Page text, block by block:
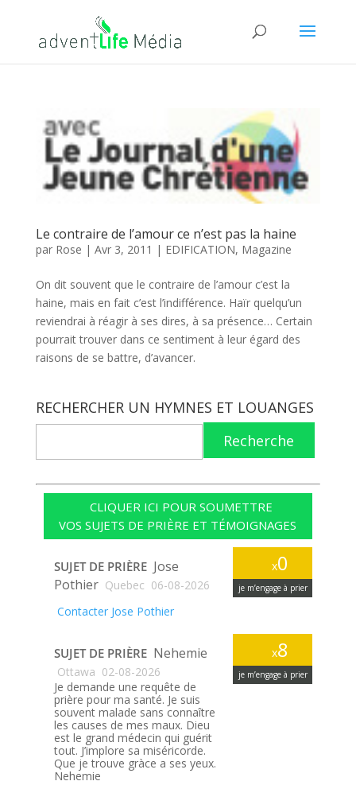
Le contraire de l’amour ce n’est pas la haine
par Rose | Avr 3, 2011 | EDIFICATION, Magazine
On dit souvent que le contraire de l’amour c’est la
haine, mais en fait c’est l’indifférence. Haïr quelqu’un
reviendrai à réagir à ses dires, à sa présence… Certain
pourrait trouver dans ce sentiment à leur égard des
raisons de se battre, d’avancer.
RECHERCHER UN HYMNES ET LOUANGES
Recherche
CLIQUER ICI POUR SOUMETTRE
VOS SUJETS DE PRIÈRE ET TÉMOIGNAGES
x0
je m’engage à prier
SUJET DE PRIÈRE Jose
Pothier Quebec 06-08-2026
Contacter Jose Pothier
x8
je m’engage à prier
SUJET DE PRIÈRE Nehemie
Ottawa 02-08-2026
Je demande une requête de
prière pour ma santé. Je suis
souvent malade sans connaître
les causes de mes maux. Dieu
est le grand médecin qui guérit
tout. J’implore sa miséricorde.
Que je trouve gràce a ses yeux.
Nehemie